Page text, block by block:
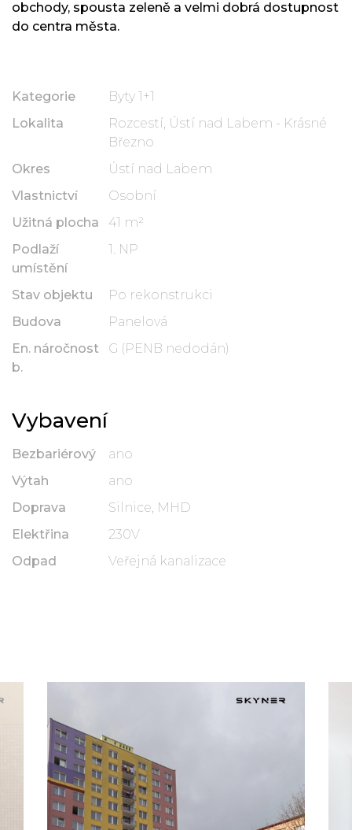
obchody, spousta zeleně a velmi dobrá dostupnost
do centra města.
Kategorie
Byty 1+1
Lokalita
Rozcestí, Ústí nad Labem - Krásné
Březno
Okres
Ústí nad Labem
Vlastnictví
Osobní
Užitná plocha
41 m²
Podlaží
umístění
1. NP
Stav objektu
Po rekonstrukci
Budova
Panelová
En. náročnost
b.
G (PENB nedodán)
Vybavení
Bezbariérový
ano
Výtah
ano
Doprava
Silnice, MHD
Elektřina
230V
Odpad
Veřejná kanalizace